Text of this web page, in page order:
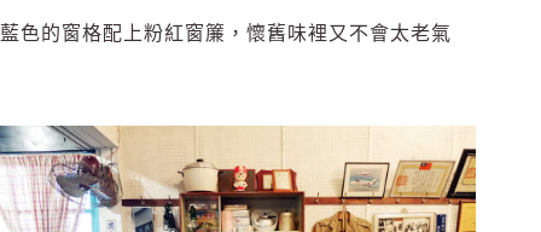
藍色的窗格配上粉紅窗簾，懷舊味裡又不會太老氣